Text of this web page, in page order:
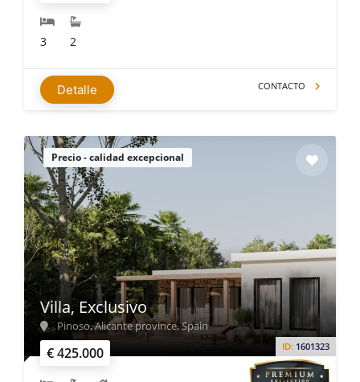
3 2
Detalle CONTACTO
Precio - calidad excepcional
€ 425.000 ID: 1601323
Villa, Exclusivo
Pinoso, Alicante province, Spain